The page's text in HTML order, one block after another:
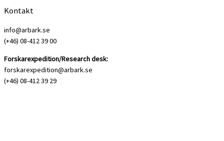
Kontakt
info@arbark.se
(+46) 08-412 39 00
Forskarexpedition/Research desk:
forskarexpedition@arbark.se
(+46) 08-412 39 29